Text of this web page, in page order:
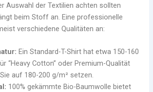
Auswahl der Textilien achten sollten
beim Stoff an. Eine professionelle
verschiedene Qualitäten an:
Ein Standard-T-Shirt hat etwa 150-160
“Heavy Cotton” oder Premium-Qualität
auf 180-200 g/m² setzen.
100% gekämmte Bio-Baumwolle bietet